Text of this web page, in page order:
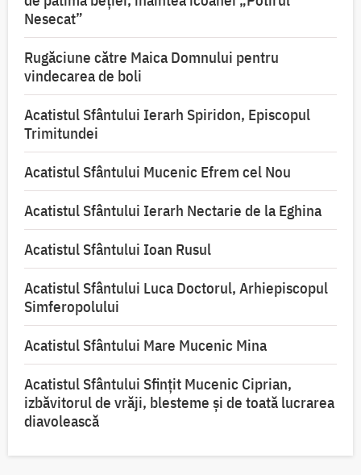
Nesecat”
Rugăciune către Maica Domnului pentru
vindecarea de boli
Acatistul Sfântului Ierarh Spiridon, Episcopul
Trimitundei
Acatistul Sfântului Mucenic Efrem cel Nou
Acatistul Sfântului Ierarh Nectarie de la Eghina
Acatistul Sfântului Ioan Rusul
Acatistul Sfântului Luca Doctorul, Arhiepiscopul
Simferopolului
Acatistul Sfântului Mare Mucenic Mina
Acatistul Sfântului Sfințit Mucenic Ciprian,
izbăvitorul de vrăji, blesteme și de toată lucrarea
diavolească